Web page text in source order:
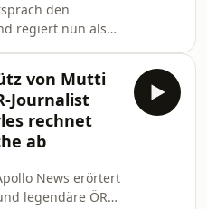
den
regiert nun als
kosten könnte.
steht die Partei
Sie hier
von Mutti
Journalist
rechnet
ab
News erörtert
legendäre ÖRR-